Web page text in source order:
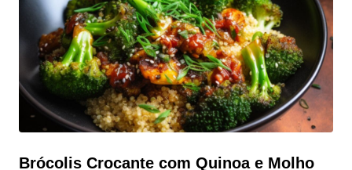
resposta! Esta receita conta
Brócolis Crocante com Quinoa e Molho